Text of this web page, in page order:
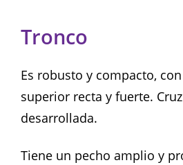
Tronco
Es robusto y compacto,
superior recta y fuerte.
desarrollada.
Tiene un pecho amplio y